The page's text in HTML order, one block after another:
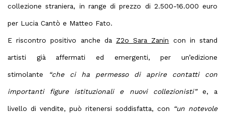
collezione straniera, in range di prezzo di 2.500-16.000 euro
per Lucia Cantò e Matteo Fato.
E riscontro positivo anche da Z2o Sara Zanin con in stand
artisti già affermati ed emergenti, per un’edizione
stimolante “che ci ha permesso di aprire contatti con
importanti figure istituzionali e nuovi collezionisti”e, a
livello di vendite, può ritenersi soddisfatta, con “un notevole